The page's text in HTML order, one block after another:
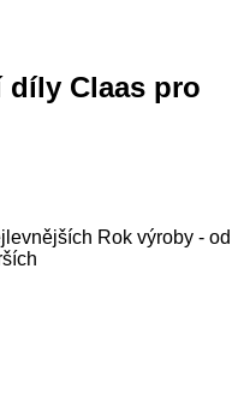
díly Claas pro
Rok výroby - od